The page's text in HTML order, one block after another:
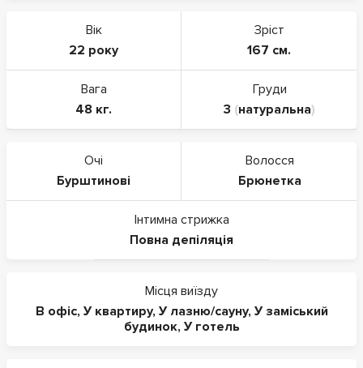
Вік
22 року
Зріст
167 см.
Вага
48 кг.
Груди
3 (натуральна)
Очі
Бурштинові
Волосся
Брюнетка
Інтимна стрижка
Повна депіляція
Місця виїзду
В офіс, У квартиру, У лазню/сауну, У заміський
будинок, У готель